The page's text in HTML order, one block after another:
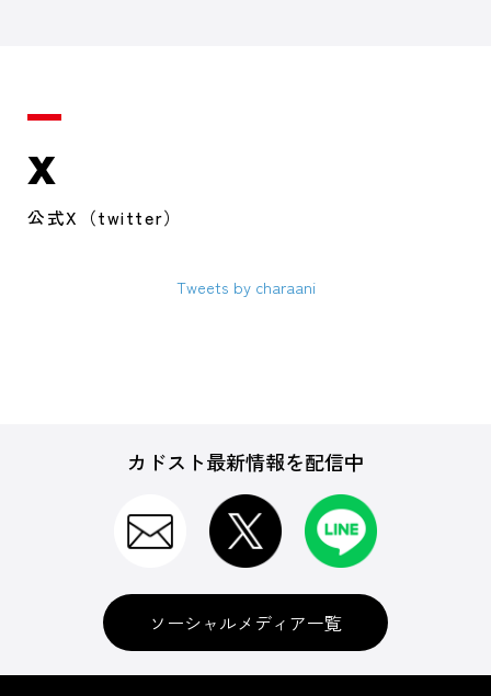
X
公式X（twitter）
Tweets by charaani
カドスト最新情報を配信中
ソーシャルメディア一覧